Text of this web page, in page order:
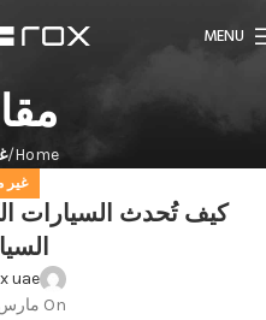
MENU
Home
كيف تُحدث السيارات
uae
On مارس 27, 2025